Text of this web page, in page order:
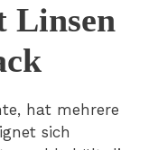
Linsen
hat mehrere
sich